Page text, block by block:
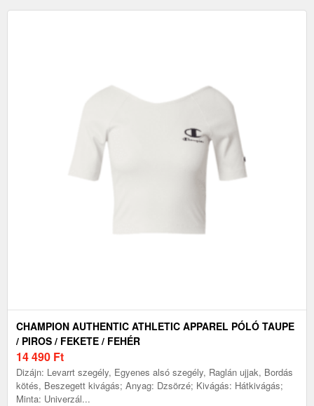
CHAMPION AUTHENTIC ATHLETIC APPAREL PÓLÓ TAUPE
/ PIROS / FEKETE / FEHÉR
14 490 Ft
Dizájn: Levarrt szegély, Egyenes alsó szegély, Raglán ujjak, Bordás
kötés, Beszegett kivágás; Anyag: Dzsörzé; Kivágás: Hátkivágás;
Minta: Univerzál...